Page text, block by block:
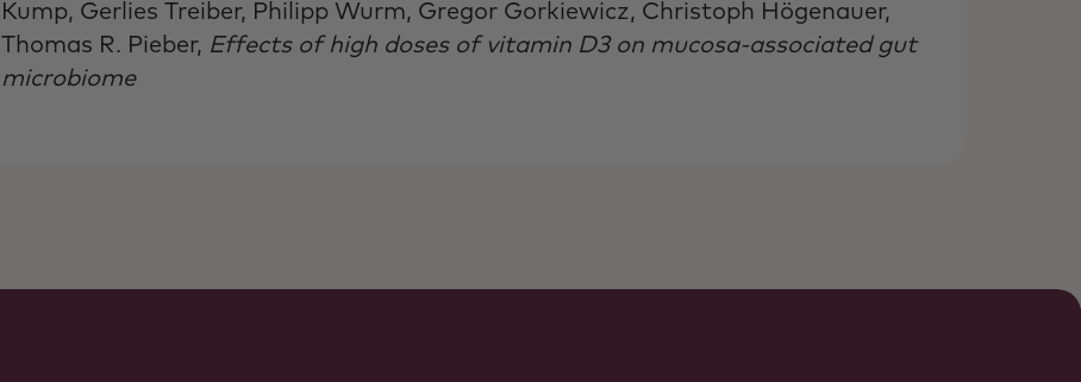
Kump, Gerlies Treiber, Philipp Wurm, Gregor Gorkiewicz, Christoph Högenauer,
Thomas R. Pieber, Effects of high doses of vitamin D3 on mucosa-associated gut
microbiome